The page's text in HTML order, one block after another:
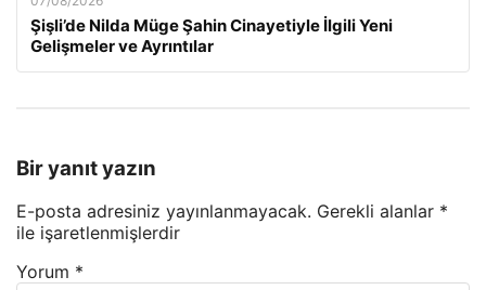
Şişli’de Nilda Müge Şahin Cinayetiyle İlgili Yeni
Gelişmeler ve Ayrıntılar
Bir yanıt yazın
E-posta adresiniz yayınlanmayacak. Gerekli alanlar *
ile işaretlenmişlerdir
Yorum *